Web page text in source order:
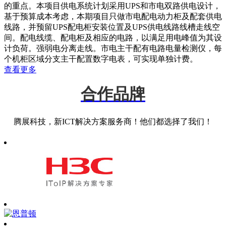
的重点。本项目供电系统计划采用UPS和市电双路供电设计，
基于预算成本考虑，本期项目只做市电配电动力柜及配套供电
线路，并预留UPS配电柜安装位置及UPS供电线路线槽走线空
间。配电线缆、配电柜及相应的电路，以满足用电峰值为其设
计负荷。强弱电分离走线。市电主干配有电路电量检测仪，每
个机柜区域分支主干配置数字电表，可实现单独计费。
查看更多
合作品牌
腾展科技，新ICT解决方案服务商！他们都选择了我们！